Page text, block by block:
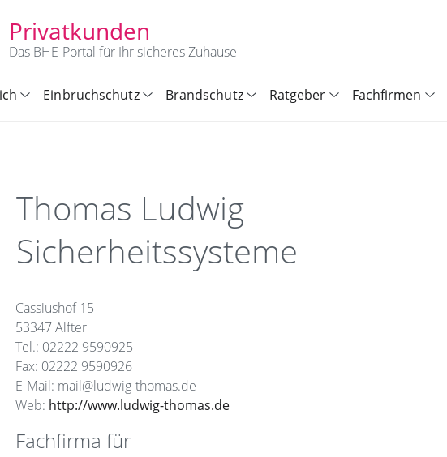
Privatkunden
Das BHE-Portal für Ihr sicheres Zuhause
Einbruchschutz Brandschutz Ratgeber Fachfirmen
Thomas Ludwig
Sicherheitssysteme
Cassiushof 15
53347 Alfter
Tel.: 02222 9590925
Fax: 02222 9590926
E-Mail: mail@ludwig-thomas.de
Web: http://www.ludwig-thomas.de
Fachfirma für